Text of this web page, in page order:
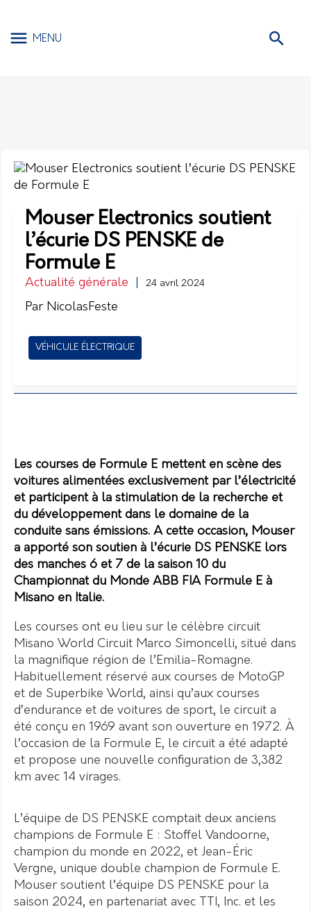
MENU
Mouser Electronics soutient
l’écurie DS PENSKE de
Formule E
Actualité générale 24 avril 2024
Par NicolasFeste
VÉHICULE ÉLECTRIQUE
Les courses de Formule E mettent en scène des
voitures alimentées exclusivement par l’électricité
et participent à la stimulation de la recherche et
du développement dans le domaine de la
conduite sans émissions. A cette occasion, Mouser
a apporté son soutien à l’écurie DS PENSKE lors
des manches 6 et 7 de la saison 10 du
Championnat du Monde ABB FIA Formule E à
Misano en Italie.
Les courses ont eu lieu sur le célèbre circuit
Misano World Circuit Marco Simoncelli, situé dans
la magnifique région de l’Emilia-Romagne.
Habituellement réservé aux courses de MotoGP
et de Superbike World, ainsi qu’aux courses
d’endurance et de voitures de sport, le circuit a
été conçu en 1969 avant son ouverture en 1972. À
l’occasion de la Formule E, le circuit a été adapté
et propose une nouvelle configuration de 3,382
km avec 14 virages.
L’équipe de DS PENSKE comptait deux anciens
champions de Formule E : Stoffel Vandoorne,
champion du monde en 2022, et Jean-Éric
Vergne, unique double champion de Formule E.
Mouser soutient l’équipe DS PENSKE pour la
saison 2024, en partenariat avec TTI, Inc. et les